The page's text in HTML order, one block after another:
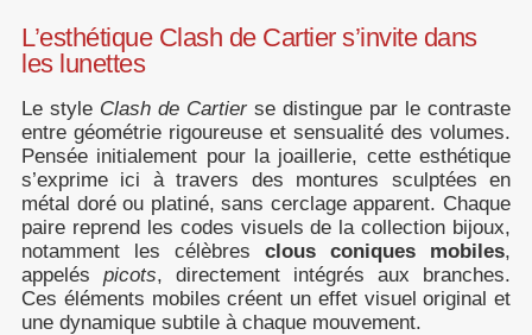
L’esthétique Clash de Cartier s’invite dans
les lunettes
Le style Clash de Cartierse distingue par le contraste
entre géométrie rigoureuse et sensualité des volumes.
Pensée initialement pour la joaillerie, cette esthétique
s’exprime ici à travers des montures sculptées en
métal doré ou platiné, sans cerclage apparent. Chaque
paire reprend les codes visuels de la collection bijoux,
notamment les célèbres clous coniques mobiles,
appelés picots, directement intégrés aux branches.
Ces éléments mobiles créent un effet visuel original et
une dynamique subtile à chaque mouvement.